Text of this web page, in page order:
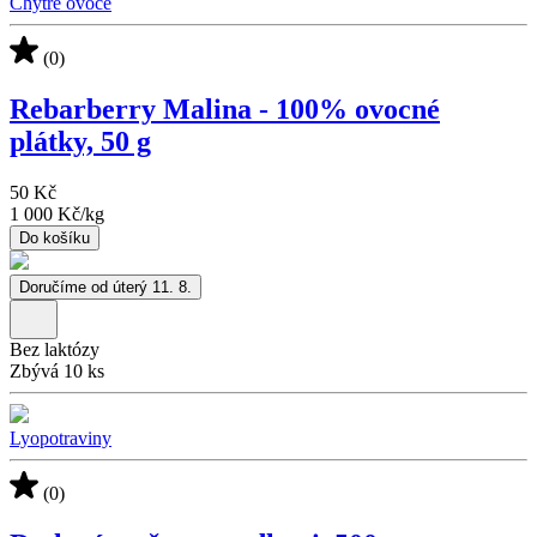
(0)
Rebarberry Malina - 100% ovocné
plátky, 50 g
50 Kč
1 000 Kč/kg
Do košíku
Doručíme od úterý 11. 8.
Bez laktózy
Zbývá 10 ks
Lyopotraviny
(0)